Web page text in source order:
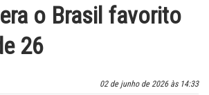
o Brasil favorito
26
02 de junho de 2026 às 14:33